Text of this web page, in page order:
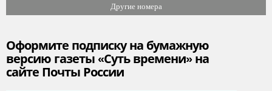
Другие номера
Оформите подписку на бумажную
версию газеты «Суть времени» на
сайте Почты России